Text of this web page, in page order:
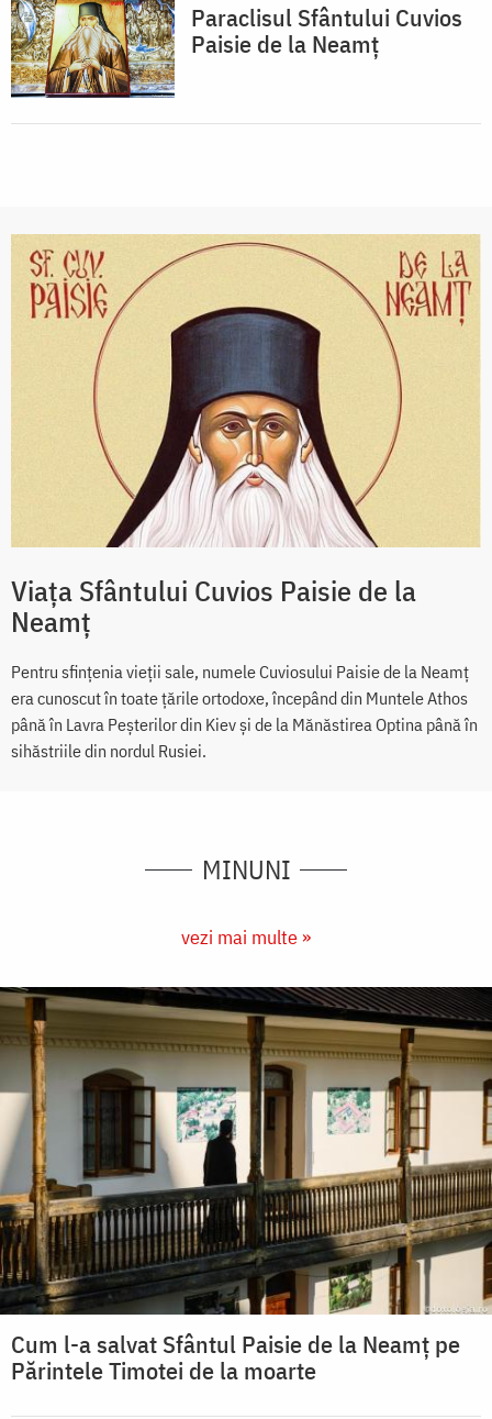
Paraclisul Sfântului Cuvios
Paisie de la Neamț
Viața Sfântului Cuvios Paisie de la
Neamț
Pentru sfințenia vieții sale, numele Cuviosului Paisie de la Neamț
era cunoscut în toate țările ortodoxe, începând din Muntele Athos
până în Lavra Peșterilor din Kiev și de la Mănăstirea Optina până în
sihăstriile din nordul Rusiei.
MINUNI
vezi mai multe »
Cum l-a salvat Sfântul Paisie de la Neamț pe
Părintele Timotei de la moarte